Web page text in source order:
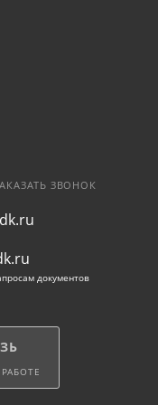
размеров и
/
ЗВОНОК
документов